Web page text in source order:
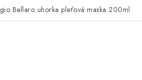
Bellaro uhorka pleťová maska 200ml